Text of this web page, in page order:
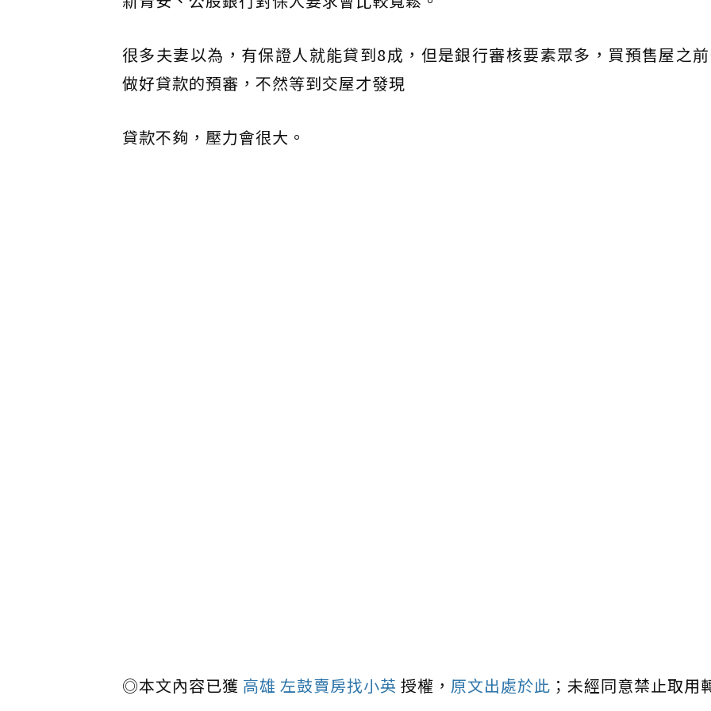
很多夫妻以為，有保證人就能貸到8成，但是銀行審核要素眾多，買預售屋之
做好貸款的預審，不然等到交屋才發現
貸款不夠，壓力會很大。
◎本文內容已獲 高雄 左鼓賣房找小英 授權， 原文出處於此 ；未經同意禁止取用